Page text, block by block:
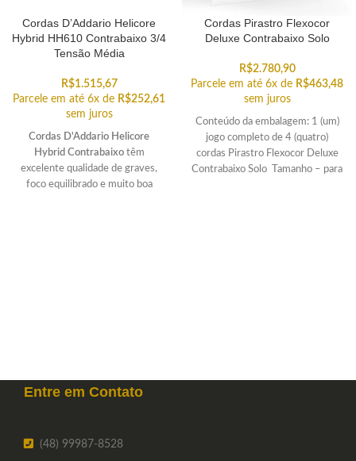
Cordas D’Addario Helicore
Hybrid HH610 Contrabaixo 3/4
Tensão Média
R$1.515,67
Parcele em até 6x de R$252,61
sem juros
Cordas D'Addario Helicore
Hybrid Contrabaixotêm
excelente qualidade de graves,
foco equilibrado e muito boa
Cordas Pirastro Flexocor
Deluxe Contrabaixo Solo
R$2.780,90
Parcele em até 6x de R$463,48
sem juros
Conteúdo da embalagem: 1 (um)
jogo completo de 4 (quatro)
cordas Pirastro Flexocor Deluxe
Contrabaixo Solo Tamanho – para
Entre em Contato
(48) 99987-8528